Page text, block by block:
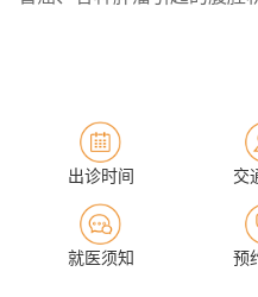
开展医疗新技术15项
便携式化疗泵治疗消化道肿
腹腔、心包腔置管持续引流
出诊时间 交
就医须知 预